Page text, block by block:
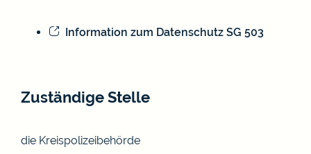
Information zum Datenschutz SG 503
Zuständige Stelle
die Kreispolizeibehörde